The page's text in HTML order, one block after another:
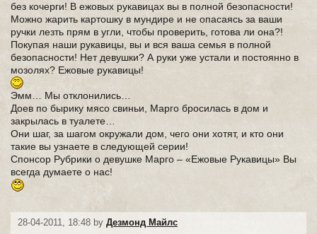
без кочерги! В ежовых рукавицах вы в полной безопасности!
Можно жарить картошку в мундире и не опасаясь за ваши
ручки лезть прям в угли, чтобы проверить, готова ли она?!
Покупая наши рукавицы, вы и вся ваша семья в полной
безопасности! Нет девушки? А руки уже устали и постоянно в
мозолях? Ежовые рукавицы!
Эмм… Мы отклонились…
Доев по бырику мясо свиньи, Марго бросилась в дом и
закрылась в туалете…
Они шаг, за шагом окружали дом, чего они хотят, и кто они
такие вы узнаете в следующей серии!
Спонсор Рубрики о девушке Марго – «Ежовые Рукавицы» Вы
всегда думаете о нас!
28-04-2011, 18:48 by Дезмонд Майлс